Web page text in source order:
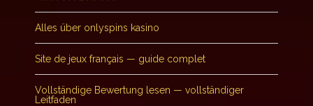
Alles über onlyspins kasino
Site de jeux français — guide complet
Vollständige Bewertung lesen — vollständiger
Leitfaden